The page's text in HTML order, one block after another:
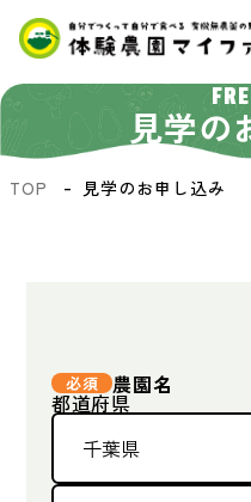
見学の
TOP 見学のお申し込み
農園名
都道府県